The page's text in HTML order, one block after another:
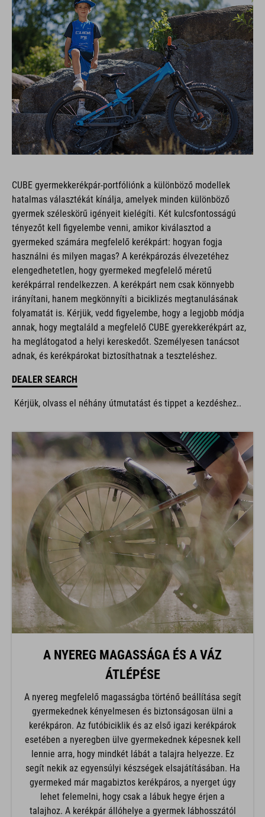
CUBE gyermekkerékpár-portfóliónk a különböző modellek
hatalmas választékát kínálja, amelyek minden különböző
gyermek széleskörű igényeit kielégíti. Két kulcsfontosságú
tényezőt kell figyelembe venni, amikor kiválasztod a
gyermeked számára megfelelő kerékpárt: hogyan fogja
használni és milyen magas? A kerékpározás élvezetéhez
elengedhetetlen, hogy gyermeked megfelelő méretű
kerékpárral rendelkezzen. A kerékpárt nem csak könnyebb
irányítani, hanem megkönnyíti a biciklizés megtanulásának
folyamatát is. Kérjük, vedd figyelembe, hogy a legjobb módja
annak, hogy megtaláld a megfelelő CUBE gyerekkerékpárt az,
ha meglátogatod a helyi kereskedőt. Személyesen tanácsot
adnak, és kerékpárokat biztosíthatnak a teszteléshez.
DEALER SEARCH
Kérjük, olvass el néhány útmutatást és tippet a kezdéshez..
A NYEREG MAGASSÁGA ÉS A VÁZ
ÁTLÉPÉSE
A nyereg megfelelő magasságba történő beállítása segít
gyermekednek kényelmesen és biztonságosan ülni a
kerékpáron. Az futóbiciklik és az első igazi kerékpárok
esetében a nyeregben ülve gyermekednek képesnek kell
lennie arra, hogy mindkét lábát a talajra helyezze. Ez
segít nekik az egyensúlyi készségek elsajátításában. Ha
gyermeked már magabiztos kerékpáros, a nyerget úgy
lehet felemelni, hogy csak a lábuk hegye érjen a
talajhoz. A kerékpár állóhelye a gyermek lábhosszától